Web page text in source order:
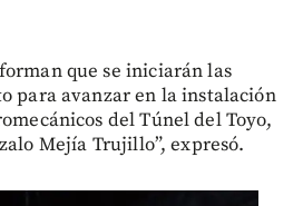
que se iniciarán las
para avanzar en la instalación
del Túnel del Toyo,
Mejía Trujillo”, expresó.